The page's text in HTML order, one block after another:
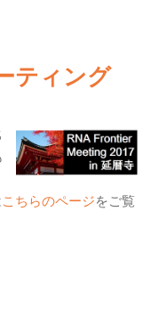
ティング
こちらのページをご覧